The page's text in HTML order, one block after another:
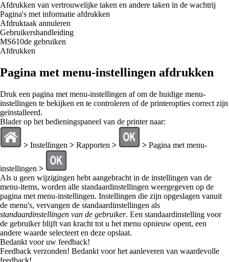
Afdrukken van vertrouwelijke taken en andere taken in de wachtrij
Pagina's met informatie afdrukken
Afdruktaak annuleren
Gebruikershandleiding
MS610de gebruiken
Afdrukken
Pagina met menu-instellingen afdrukken
Druk een pagina met menu-instellingen af om de huidige menu-
instellingen te bekijken en te controleren of de printeropties correct zijn
geïnstalleerd.
Blader op het bedieningspaneel van de printer naar:
> Instellingen > Rapporten > > Pagina met menu-
instellingen >
Als u geen wijzigingen hebt aangebracht in de instellingen van de
menu-items, worden alle standaardinstellingen weergegeven op de
pagina met menu-instellingen. Instellingen die zijn opgeslagen vanuit
de menu's, vervangen de standaardinstellingen als
standaardinstellingen van de gebruiker. Een standaardinstelling voor
de gebruiker blijft van kracht tot u het menu opnieuw opent, een
andere waarde selecteert en deze opslaat.
Bedankt voor uw feedback!
Feedback verzonden! Bedankt voor het aanleveren van waardevolle